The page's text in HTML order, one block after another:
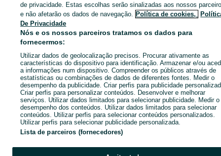
Entrar ou criar conta
Enviar mensagem
de privacidade. Estas escolhas serão sinalizadas aos nossos
e não afetarão os dados de navegação. Política de cookies,
De Privacidade
Nós e os nossos parceiros tratamos os dados para
fornecermos:
Utilizar dados de geolocalização precisos. Procurar ativamente as
características do dispositivo para identificação. Armazenar e/ou
a informações num dispositivo. Compreender os públicos através de
estatísticas ou combinações de dados de diferentes fontes. Medir o
desempenho da publicidade. Criar perfis para publicidade
Criar perfis para personalizar conteúdos. Desenvolver e melhorar
serviços. Utilizar dados limitados para selecionar publicidade. Medir o
desempenho dos conteúdos. Utilizar dados limitados para selecionar
conteúdos. Utilizar perfis para selecionar conteúdos personalizados.
Utilizar perfis para selecionar publicidade personalizada.
Lista de parceiros (fornecedores)